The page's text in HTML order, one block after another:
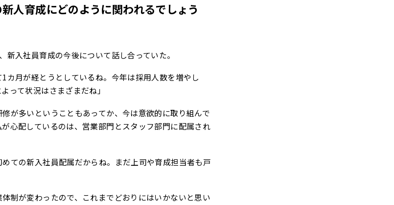
人育成にどのように関われるでしょう
入社員育成の今後について話し合っていた。
1カ月が経とうとしているね。今年は採用人数を増やし
って状況はさまざまだね」
修が多いということもあってか、今は意欲的に取り組んで
心配しているのは、営業部門とスタッフ部門に配属され
めての新入社員配属だからね。まだ上司や育成担当者も戸
体制が変わったので、これまでどおりにはいかないと思い